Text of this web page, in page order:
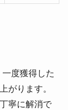
度獲得した
がります。
寧に解消で